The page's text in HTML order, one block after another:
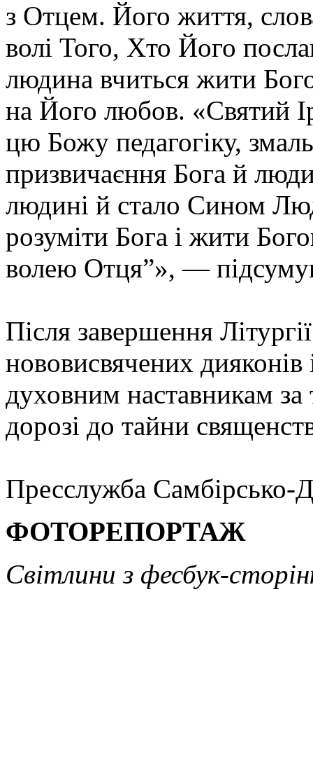
з Отцем. Його життя,
волі Того, Хто Його
людина вчиться жити
на Його любов. «Святий
цю Божу педагогіку,
призвичаєння Бога й
людині й стало Сином
розуміти Бога і жити
волею Отця”», —
Після завершення
нововисвячених дияконів
духовним наставникам
дорозі до тайни
Пресслужба Самбірсько-
ФОТОРЕПОРТАЖ
Світлини з фесбук-